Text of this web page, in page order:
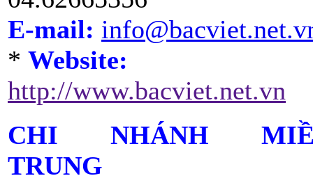
E-mail:
* Website:
http://www.bacviet.net.vn
CHI NHÁNH
TRUNG